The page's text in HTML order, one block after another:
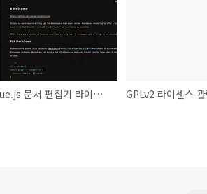
Vue.js 문서 편집기 라이브러리 비교 GPLv2 라이센스 관